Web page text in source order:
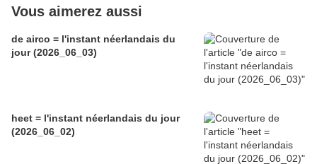
Vous aimerez aussi
de airco = l'instant néerlandais du
jour (2026_06_03)
heet = l'instant néerlandais du jour
(2026_06_02)